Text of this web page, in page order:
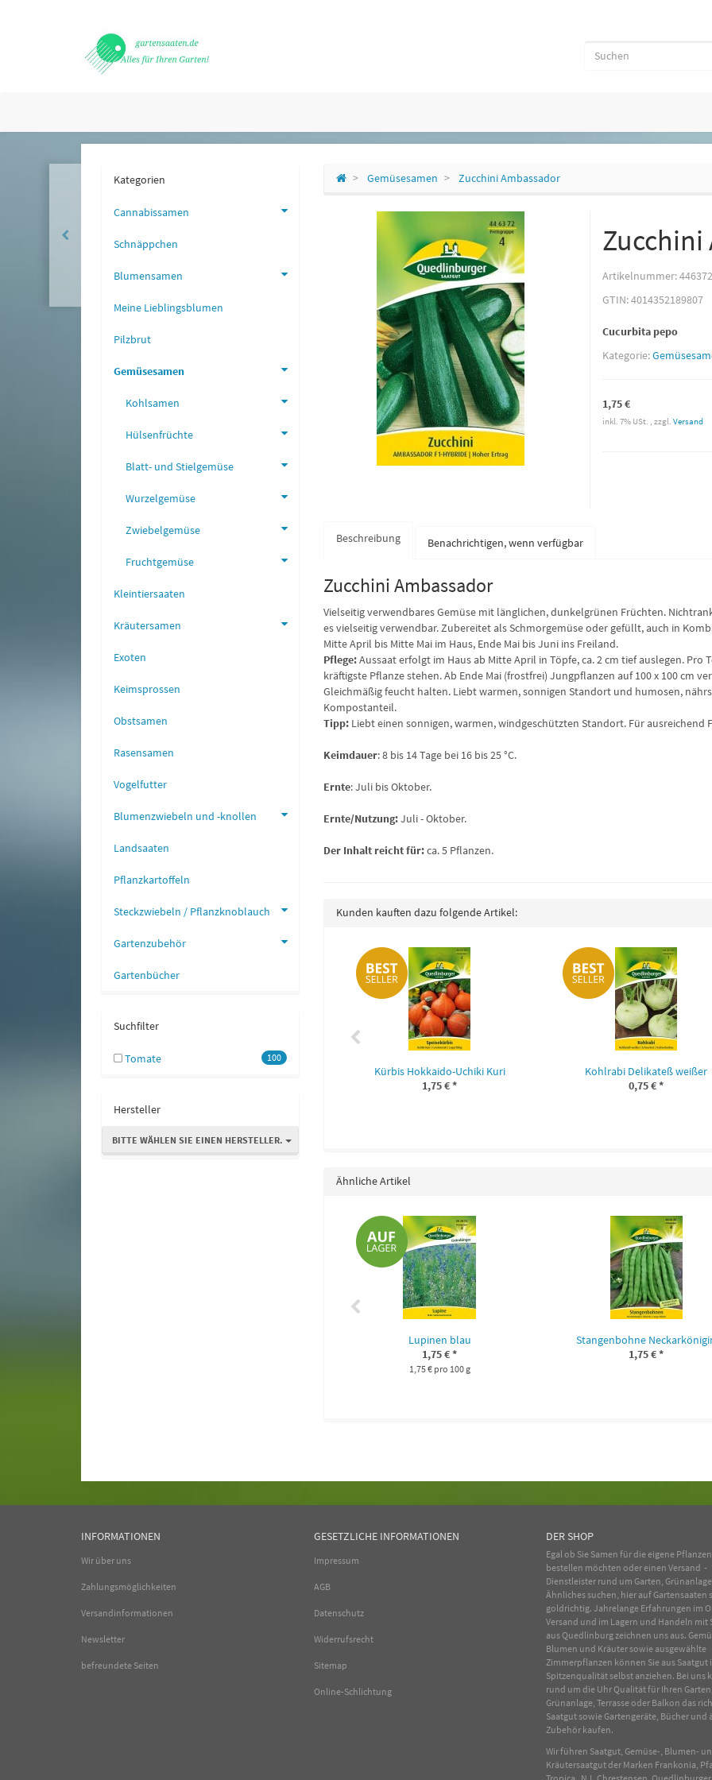
Gemüsesamen Zucchini Ambassador
Zucchini
Artikelnummer:
GTIN:4014352189807
Cucurbita pepo
Kategorie:
1,75 €
inkl. 7% USt. , zzgl. Versand
Beschreibung Benachrichtigen, wenn verfügbar
Zucchini Ambassador
Vielseitig verwendbares Gemüse mit länglichen, dunkelgrünen Früchten.
es vielseitig verwendbar. Zubereitet als Schmorgemüse oder gefüllt, auch in
Mitte April bis Mitte Mai im Haus, Ende Mai bis Juni ins Freiland.
Pflege:Aussaat erfolgt im Haus ab Mitte April in Töpfe, ca. 2 cm tief auslegen.
kräftigste Pflanze stehen. Ab Ende Mai (frostfrei) Jungpflanzen auf 100 x 100 cm
Gleichmäßig feucht halten. Liebt warmen, sonnigen Standort und humosen,
Kompostanteil.
Tipp: Liebt einen sonnigen, warmen, windgeschützten Standort. Für ausreichend
Keimdauer: 8 bis 14 Tage bei 16 bis 25 °C.
Ernte: Juli bis Oktober.
Ernte/Nutzung:Juli - Oktober.
Der Inhalt reicht für:ca. 5 Pflanzen.
Kunden kauften dazu folgende Artikel:
Kürbis Hokkaido-Uchiki Kuri
1,75 €*
Kohlrabi Delikateß weißer
0,75 €*
Ähnliche Artikel
Lupinen blau
1,75 €*
1,75 € pro 100 g
Stangenbohne
1,75 €*
Kategorien
Cannabissamen
Schnäppchen
Blumensamen
Meine Lieblingsblumen
Pilzbrut
Gemüsesamen
Kohlsamen
Hülsenfrüchte
Blatt- und Stielgemüse
Wurzelgemüse
Zwiebelgemüse
Fruchtgemüse
Kleintiersaaten
Kräutersamen
Exoten
Keimsprossen
Obstsamen
Rasensamen
Vogelfutter
Blumenzwiebeln und -knollen
Landsaaten
Pflanzkartoffeln
Steckzwiebeln / Pflanzknoblauch
Gartenzubehör
Gartenbücher
Suchfilter
100
Tomate
Hersteller
BITTE WÄHLEN SIE EINEN HERSTELLER.
INFORMATIONEN
Wir über uns
Zahlungsmöglichkeiten
Versandinformationen
Newsletter
befreundete Seiten
GESETZLICHE INFORMATIONEN
Impressum
AGB
Datenschutz
Widerrufsrecht
Sitemap
Online-Schlichtung
DER SHOP
Egal ob Sie Samen für die eigene
bestellen möchten oder einen Versand -
Dienstleister rund um Garten,
Ähnliches suchen, hier auf Gartensaaten
goldrichtig. Jahrelange Erfahrungen im
Versand und im Lagern und Handeln mit
aus Quedlinburg zeichnen uns aus.
Blumen und Kräuter sowie ausgewählte
Zimmerpflanzen können Sie aus Saatgut
Spitzenqualität selbst anziehen. Bei uns
rund um die Uhr Qualität für Ihren Garten,
Grünanlage, Terrasse oder Balkon das
Saatgut sowie Gartengeräte, Bücher und
Zubehör kaufen.
Wir führen Saatgut, Gemüse-, Blumen-
Kräutersaatgut der Marken Frankonia,